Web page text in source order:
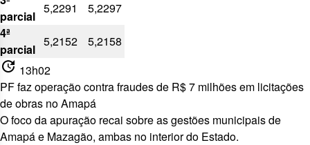
parcial
5,2291
5,2297
4ª
parcial
5,2152 5,2158
update 13h02
PF faz operação contra fraudes de R$ 7 milhões em licitações
de obras no Amapá
O foco da apuração recai sobre asgestões municipais de
Amapá e Mazagão, ambas no interior do Estado.